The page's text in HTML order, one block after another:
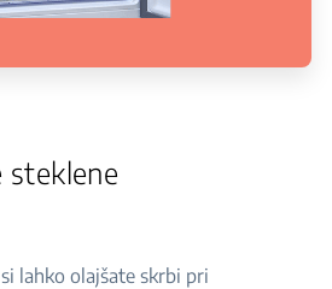
steklene
lahko olajšate skrbi pri